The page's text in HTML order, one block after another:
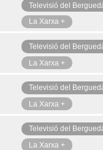
Televisió del
La Xarxa +
Televisió del
La Xarxa +
Televisió del
La Xarxa +
Televisió del
La Xarxa +